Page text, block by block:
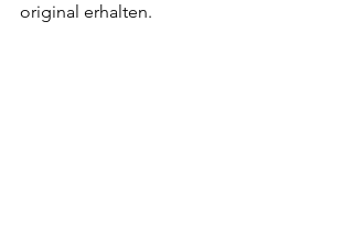
original erhalten.